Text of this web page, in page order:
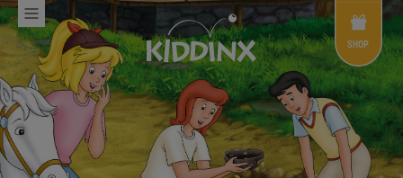
Shop
Menü
SHOP